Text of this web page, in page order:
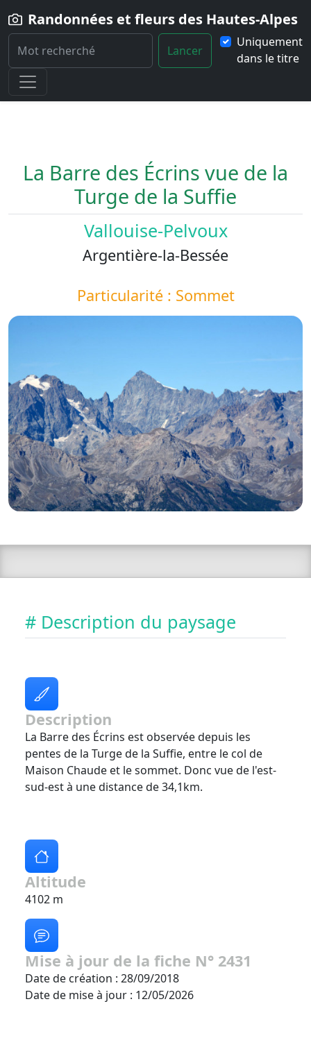
Randonnées et fleurs des Hautes-Alpes
Lancer
Uniquement
dans le titre
Home
Paysage
La-Barre-des-Ecrins-vue-de-la-Turge-de-la-Suffie
La Barre des Écrins vue de la
Turge de la Suffie
Vallouise-Pelvoux
Argentière-la-Bessée
Particularité : Sommet
# Description du paysage
Description
La Barre des Écrins est observée depuis les
pentes de la Turge de la Suffie, entre le col de
Maison Chaude et le sommet. Donc vue de l'est-
sud-est à une distance de 34,1km.
Altitude
4102 m
Mise à jour de la fiche N° 2431
Date de création : 28/09/2018
Date de mise à jour : 12/05/2026